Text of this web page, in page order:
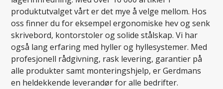
produktutvalget vårt er det mye å velge mellom. Hos
oss finner du for eksempel ergonomiske hev og senk
skrivebord, kontorstoler og solide stålskap. Vi har
også lang erfaring med hyller og hyllesystemer. Med
profesjonell rådgivning, rask levering, garantier på
alle produkter samt monteringshjelp, er Gerdmans
en heldekkende leverandør for alle bedrifter.